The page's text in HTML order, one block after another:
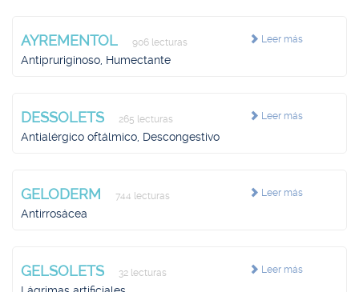
Leer más
AYREMENTOL 906 lecturas
Antipruriginoso, Humectante
Leer más
DESSOLETS 265 lecturas
Antialérgico oftálmico, Descongestivo
Leer más
GELODERM 744 lecturas
Antirrosácea
Leer más
GELSOLETS 32 lecturas